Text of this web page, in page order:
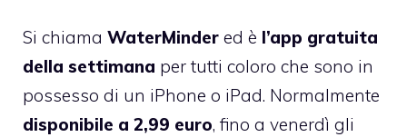
Si chiama WaterMinder ed è l’app gratuita
della settimana per tutti coloro che sono in
possesso di un iPhone o iPad. Normalmente
disponibile a 2,99 euro, fino a venerdì gli